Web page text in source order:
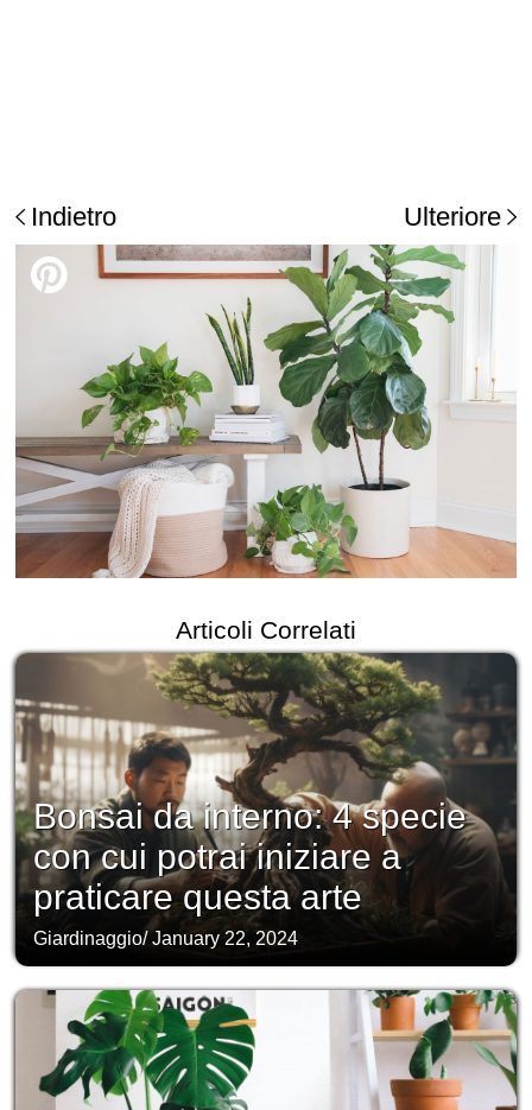
Indietro Ulteriore
Articoli Correlati
Bonsai da interno: 4 specie
con cui potrai iniziare a
praticare questa arte
Giardinaggio/January 22, 2024